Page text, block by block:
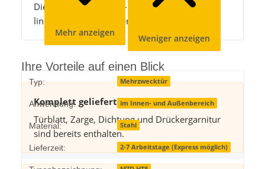
Die Mehrzwecktür ist – je nach Größe – in DIN
links oder DIN rechts erhältlich.
Ihre Vorteile auf einen Blick
Komplett geliefert
Türblatt, Zarge, Dichtung und Drückergarnitur
sind bereits enthalten.
Mehr anzeigen
Weniger anzeigen
Produkteigenschaft
Wert
Typ: Mehrzwecktür
Anwendung: im Innen- und Außenbereich
Material: Stahl
Lieferzeit: 2-7 Arbeitstage (Express möglich)